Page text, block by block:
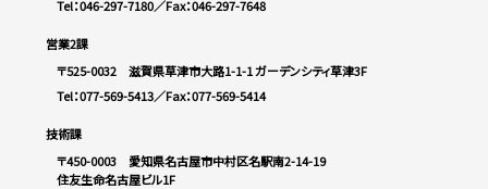
Tel：046-297-7180／Fax：046-297-7648
営業2課
〒525-0032 滋賀県草津市大路1-1-1 ガーデンシティ草津3F
Tel：077-569-5413／Fax：077-569-5414
技術課
〒450-0003 愛知県名古屋市中村区名駅南2-14-19
住友生命名古屋ビル1F